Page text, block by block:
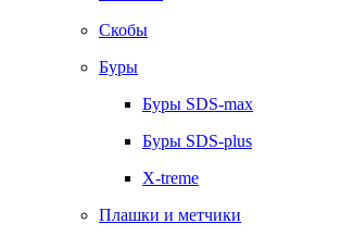
Скобы
Буры
Буры SDS-max
Буры SDS-plus
X-treme
Плашки и метчики